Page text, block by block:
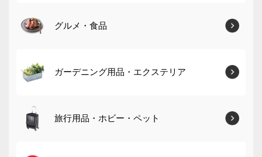
グルメ・食品
ガーデニング用品・エクステリア
旅行用品・ホビー・ペット